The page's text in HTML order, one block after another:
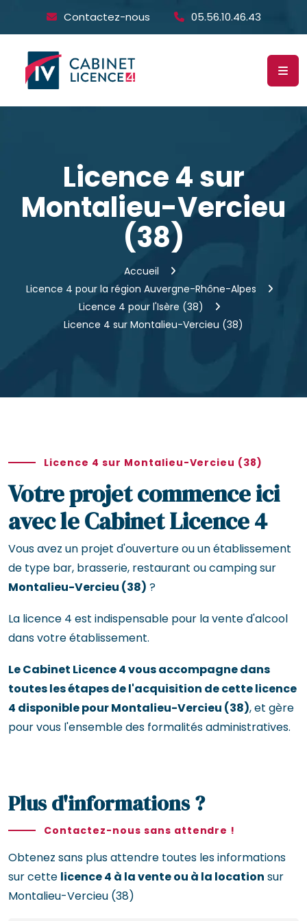
Contactez-nous 05.56.10.46.43
Licence 4 sur
Montalieu-Vercieu
(38)
Accueil
Licence 4 pour la région Auvergne-Rhône-Alpes
Licence 4 pour l'Isère (38)
Licence 4 sur Montalieu-Vercieu (38)
Licence 4 sur Montalieu-Vercieu (38)
Votre projet commence ici
avec le Cabinet Licence 4
Vous avez un projet d'ouverture ou un établissement
de type bar, brasserie, restaurant ou camping sur
Montalieu-Vercieu (38) ?
La licence 4 est indispensable pour la vente d'alcool
dans votre établissement.
Le Cabinet Licence 4 vous accompagne dans
toutes les étapes de l'acquisition de cette licence
4 disponible pour Montalieu-Vercieu (38), et gère
pour vous l'ensemble des formalités administratives.
Plus d'informations ?
Contactez-nous sans attendre !
Obtenez sans plus attendre toutes les informations
sur cette licence 4 à la vente ou à la location sur
Montalieu-Vercieu (38)